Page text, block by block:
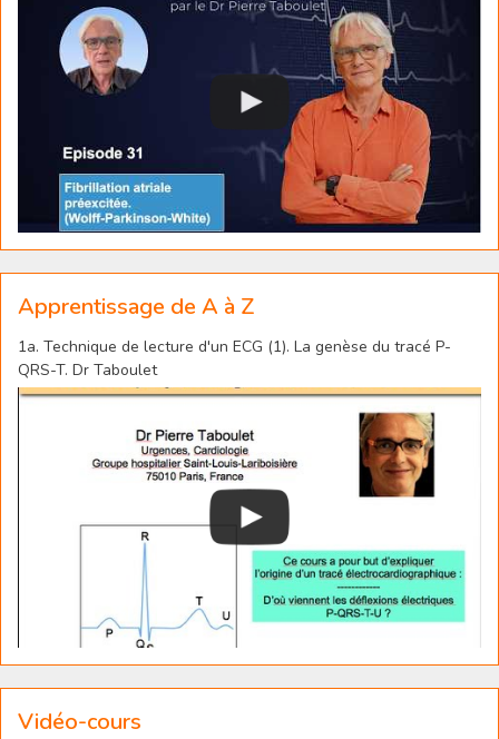
Apprentissage de A à Z
1a. Technique de lecture d'un ECG (1). La genèse du tracé P-
QRS-T. Dr Taboulet
Vidéo-cours